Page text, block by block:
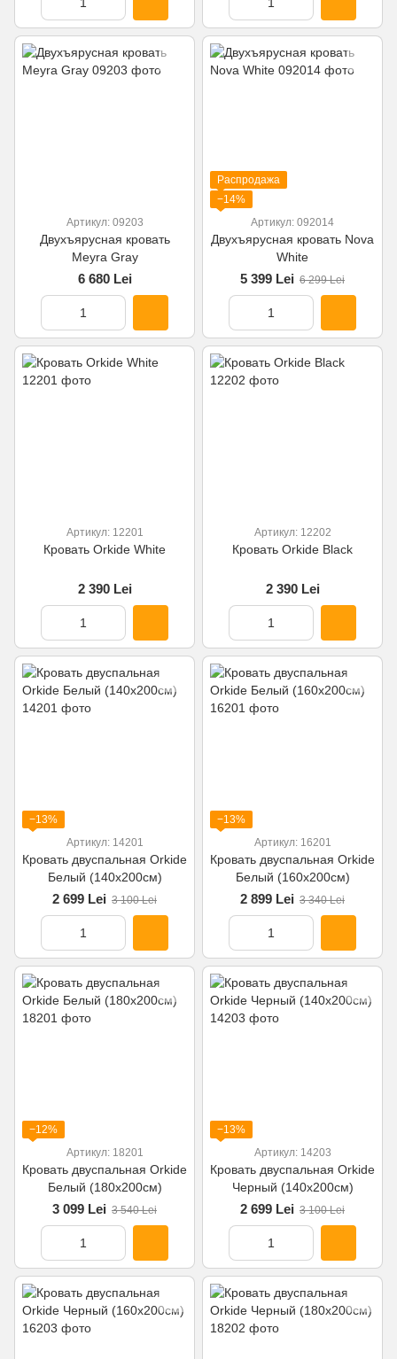
Артикул: 09203
Двухъярусная кровать
Meyra Gray
6 680 Lei
Распродажа
−14%
Артикул: 092014
Двухъярусная кровать Nova
White
5 399 Lei 6 299 Lei
Артикул: 12201
Кровать Orkide White
2 390 Lei
Артикул: 12202
Кровать Orkide Black
2 390 Lei
−13%
Артикул: 14201
Кровать двуспальная Orkide
Белый (140x200см)
2 699 Lei 3 100 Lei
−13%
Артикул: 16201
Кровать двуспальная Orkide
Белый (160x200см)
2 899 Lei 3 340 Lei
−12%
Артикул: 18201
Кровать двуспальная Orkide
Белый (180x200см)
3 099 Lei 3 540 Lei
−13%
Артикул: 14203
Кровать двуспальная Orkide
Черный (140x200см)
2 699 Lei 3 100 Lei